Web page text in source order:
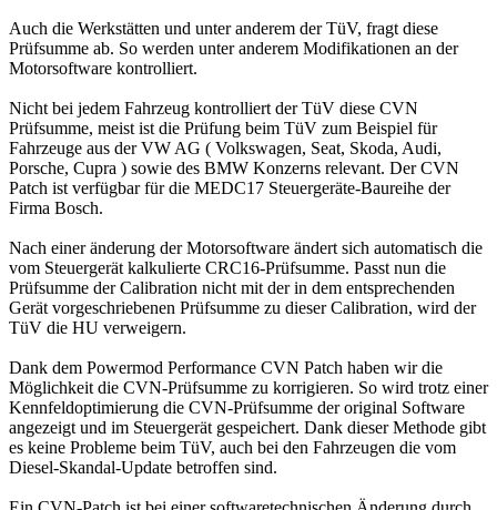
Auch die Werkstätten und unter anderem der TüV, fragt diese
Prüfsumme ab. So werden unter anderem Modifikationen an der
Motorsoftware kontrolliert.
Nicht bei jedem Fahrzeug kontrolliert der TüV diese CVN
Prüfsumme, meist ist die Prüfung beim TüV zum Beispiel für
Fahrzeuge aus der VW AG ( Volkswagen, Seat, Skoda, Audi,
Porsche, Cupra ) sowie des BMW Konzerns relevant. Der CVN
Patch ist verfügbar für die MEDC17 Steuergeräte-Baureihe der
Firma Bosch.
Nach einer änderung der Motorsoftware ändert sich automatisch die
vom Steuergerät kalkulierte CRC16-Prüfsumme. Passt nun die
Prüfsumme der Calibration nicht mit der in dem entsprechenden
Gerät vorgeschriebenen Prüfsumme zu dieser Calibration, wird der
TüV die HU verweigern.
Dank dem Powermod Performance CVN Patch haben wir die
Möglichkeit die CVN-Prüfsumme zu korrigieren. So wird trotz einer
Kennfeldoptimierung die CVN-Prüfsumme der original Software
angezeigt und im Steuergerät gespeichert. Dank dieser Methode gibt
es keine Probleme beim TüV, auch bei den Fahrzeugen die vom
Diesel-Skandal-Update betroffen sind.